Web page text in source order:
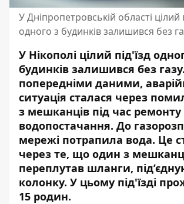
У Дніпропетровській області цілий
одного з будинків залишився без
У Нікополі цілий під'їзд
будинків залишився без
попередніми даними,
ситуація сталася через
з мешканців під час ремонту
водопостачання. До
мережі потрапила вода. Це
через те, що один з
переплутав шланги,
колонку. У цьому під'їзді
15 родин.